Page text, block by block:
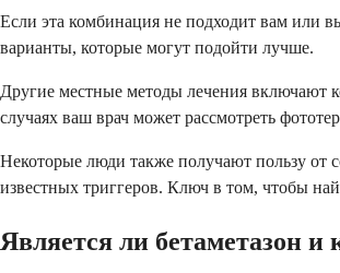
Если эта комбинация не подходит вам или
варианты, которые могут подойти лучше.
Другие местные методы лечения включают
случаях ваш врач может рассмотреть
Некоторые люди также получают пользу от
известных триггеров. Ключ в том, чтобы
Является ли бетаметазон